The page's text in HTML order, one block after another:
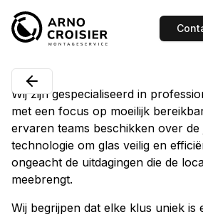
Wij zijn gespecialiseerd in
met een focus op moeilijk
ervaren teams beschikken over de
technologie om glas veilig en
ongeacht de uitdagingen die de
meebrengt.
Wij begrijpen dat elke klus uniek is